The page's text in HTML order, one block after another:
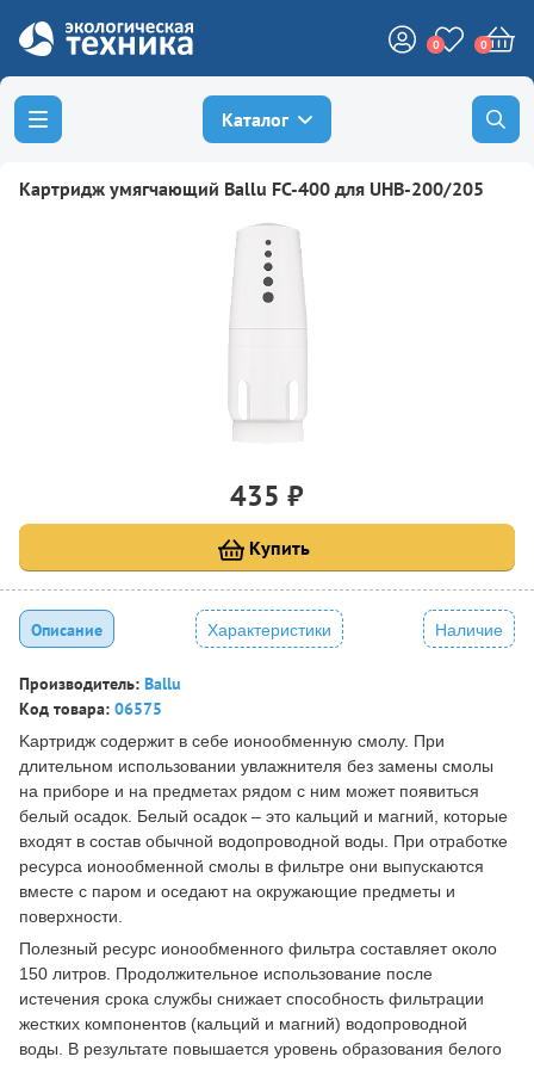
0 0
Каталог
Картридж умягчающий Ballu FC-400 для UHB-200/205
435 ₽
Купить
Описание Характеристики Наличие
Производитель: Ballu
Код товара: 06575
Kартридж содержит в себе ионообменную смолу. При
длительном использовании увлажнителя без замены смолы
на приборе и на предметах рядом с ним может появиться
белый осадок. Белый осадок – это кальций и магний, которые
входят в состав обычной водопроводной воды. При отработке
ресурса ионообменной смолы в фильтре они выпускаются
вместе с паром и оседают на окружающие предметы и
поверхности.
Полезный ресурс ионообменного фильтра составляет около
150 литров. Продолжительное использование после
истечения срока службы снижает способность фильтрации
жестких компонентов (кальций и магний) водопроводной
воды. В результате повышается уровень образования белого